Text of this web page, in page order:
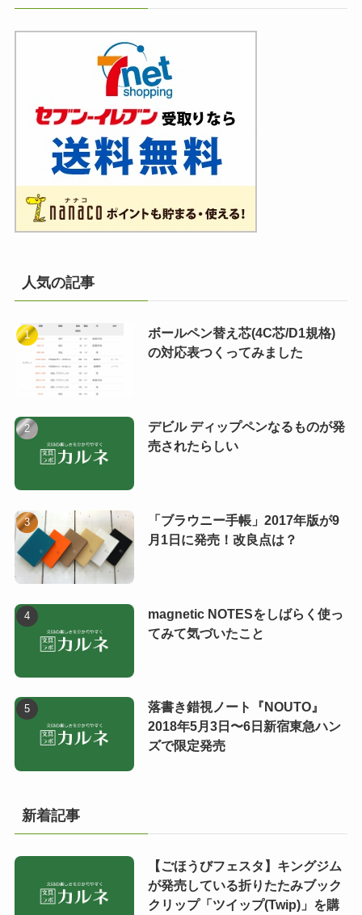
人気の記事
ボールペン替え芯(4C芯/D1規格)
の対応表つくってみました
デビル ディップペンなるものが発
売されたらしい
「ブラウニー手帳」2017年版が9
月1日に発売！改良点は？
magnetic NOTESをしばらく使っ
てみて気づいたこと
落書き錯視ノート『NOUTO』
2018年5月3日〜6日新宿東急ハン
ズで限定発売
新着記事
【ごほうびフェスタ】キングジム
が発売している折りたたみブック
クリップ「ツイップ(Twip)」を購